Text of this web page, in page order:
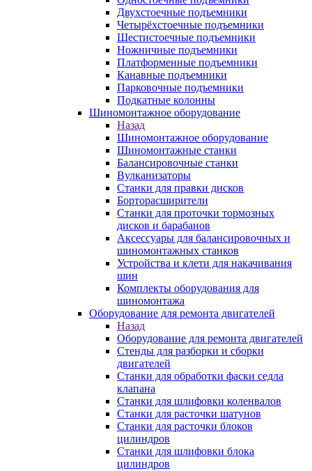
Двухстоечные подъемники
Четырёхстоечные подъемники
Шестистоечные подъемники
Ножничные подъемники
Платформенные подъемники
Канавные подъемники
Парковочные подъемники
Подкатные колонны
Шиномонтажное оборудование
Назад
Шиномонтажное оборудование
Шиномонтажные станки
Балансировочные станки
Вулканизаторы
Станки для правки дисков
Борторасширители
Станки для проточки тормозных
дисков и барабанов
Аксессуары для балансировочных и
шиномонтажных станков
Устройства и клети для накачивания
шин
Комплекты оборудования для
шиномонтажа
Оборудование для ремонта двигателей
Назад
Оборудование для ремонта двигателей
Стенды для разборки и сборки
двигателей
Станки для обработки фаски седла
клапана
Станки для шлифовки коленвалов
Станки для расточки шатунов
Станки для расточки блоков
цилиндров
Станки для шлифовки блока
цилиндров